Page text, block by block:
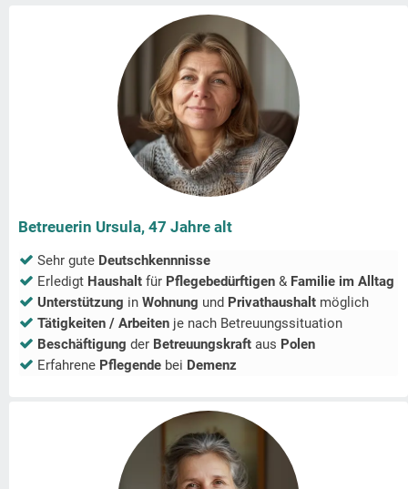
Betreuerin Ursula, 47 Jahre alt
Sehr gute Deutschkennnisse
Erledigt Haushalt für Pflegebedürftigen & Familie im Alltag
Unterstützung in Wohnung und Privathaushalt möglich
Tätigkeiten / Arbeiten je nach Betreuungssituation
Beschäftigung der Betreuungskraft aus Polen
Erfahrene Pflegende bei Demenz